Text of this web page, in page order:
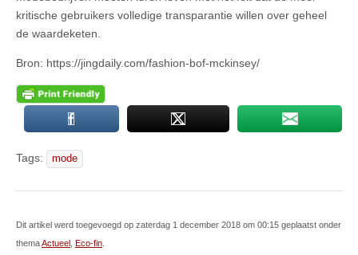
kritische gebruikers volledige transparantie willen over geheel
de waardeketen.
Bron: https://jingdaily.com/fashion-bof-mckinsey/
Tags: mode
Dit artikel werd toegevoegd op zaterdag 1 december 2018 om 00:15 geplaatst onder
themaActueel Eco-fin